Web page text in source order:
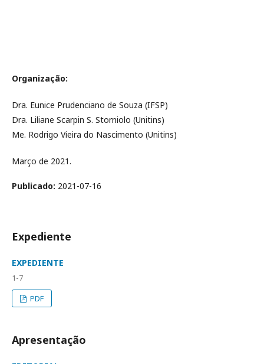
Organização:
Dra. Eunice Prudenciano de Souza (IFSP)
Dra. Liliane Scarpin S. Storniolo (Unitins)
Me. Rodrigo Vieira do Nascimento (Unitins)
Março de 2021.
Publicado: 2021-07-16
Expediente
EXPEDIENTE
1-7
PDF
Apresentação